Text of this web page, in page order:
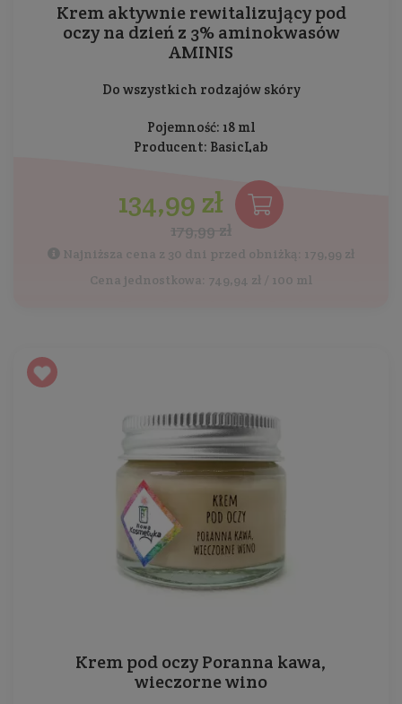
Krem aktywnie rewitalizujący pod
oczy na dzień z 3% aminokwasów
AMINIS
Do wszystkich rodzajów skóry
Pojemność: 18 ml
Producent: BasicLab
134,99 zł
179,99 zł
Najniższa cena z 30 dni przed obniżką: 179,99 zł
Cena jednostkowa: 749,94 zł / 100 ml
Krem pod oczy Poranna kawa,
wieczorne wino